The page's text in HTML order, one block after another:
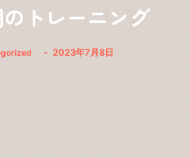
トレーニング
- 2023年7月8日